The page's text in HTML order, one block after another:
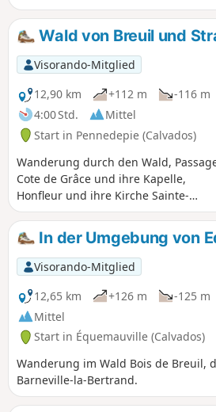
Wald von Breuil und
Visorando-Mitglied
12,90 km
+112 m
-116 m
4:00 Std.
Mittel
Start in Pennedepie (Calvados)
Wanderung durch den Wald,
Cote de Grâce und ihre Kapelle,
Honfleur und ihre Kirche Sainte-
Catherine, der Garten der
Persönlichkeiten, Spaziergang am
Strand und Rückkehr in den Wald mit
seinen Rhododendren.
In der Umgebung von
Visorando-Mitglied
12,65 km
+126 m -125 m
Mittel
Start in Équemauville (Calvados)
Wanderung im Wald Bois de Breuil,
Barneville-la-Bertrand.